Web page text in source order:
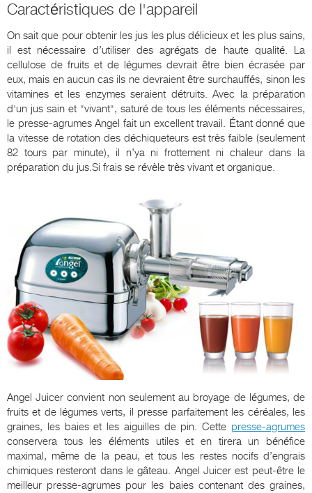
Caractéristiques de l'appareil
On sait que pour obtenir les jus les plus délicieux et les plus sains,
il est nécessaire d’utiliser des agrégats de haute qualité. La
cellulose de fruits et de légumes devrait être bien écrasée par
eux, mais en aucun cas ils ne devraient être surchauffés, sinon les
vitamines et les enzymes seraient détruits. Avec la préparation
d'un jus sain et "vivant", saturé de tous les éléments nécessaires,
le presse-agrumes Angel fait un excellent travail. Étant donné que
la vitesse de rotation des déchiqueteurs est très faible (seulement
82 tours par minute), il n’ya ni frottement ni chaleur dans la
préparation du jus.Si frais se révèle très vivant et organique.
Angel Juicer convient non seulement au broyage de légumes, de
fruits et de légumes verts, il presse parfaitement les céréales, les
graines, les baies et les aiguilles de pin. Cette presse-agrumes
conservera tous les éléments utiles et en tirera un bénéfice
maximal, même de la peau, et tous les restes nocifs d’engrais
chimiques resteront dans le gâteau. Angel Juicer est peut-être le
meilleur presse-agrumes pour les baies contenant des graines,